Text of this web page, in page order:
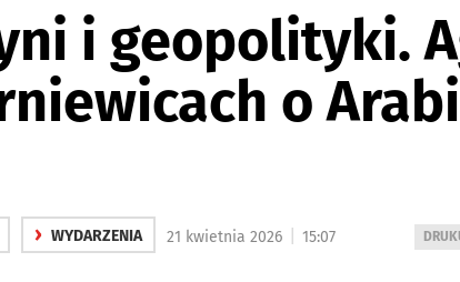
i geopolityki.
o
› WYDARZENIA 21 kwietnia 2026 15:07